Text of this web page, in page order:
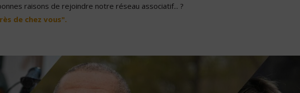
raisons de rejoindre notre réseau associatif... ?
de chez vous".